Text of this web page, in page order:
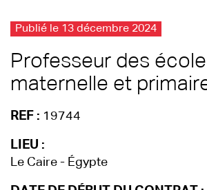
Publié le 13 décembre 2024
Professeur des
maternelle et
REF : 19744
LIEU :
Le Caire - Égypte